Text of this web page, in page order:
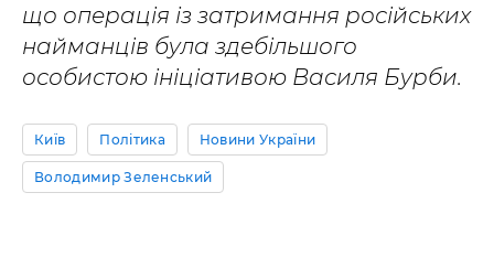
що операція із затримання російських
найманців була здебільшого
особистою ініціативою Василя Бурби.
Київ Політика Новини України
Володимир Зеленський